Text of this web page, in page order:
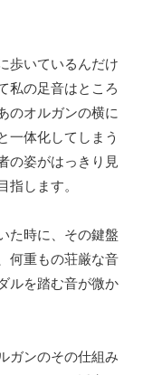
歩いているんだけ
私の足音はところ
のオルガンの横に
一体化してしまう
の姿がはっきり見
指します。
た時に、その鍵盤
何重もの荘厳な音
ルを踏む音が微か
ガンのその仕組み